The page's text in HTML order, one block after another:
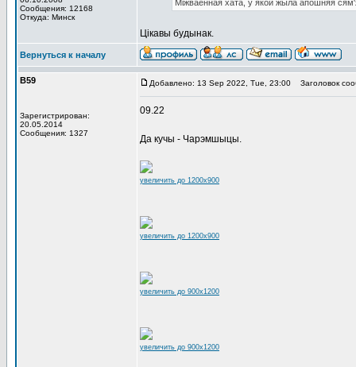
Сообщения: 12168
Откуда: Минск
Міжваенная хата, у якой жыла апошняя
Цiкавы будынак.
Вернуться к началу
В59
Зарегистрирован:
20.05.2014
Сообщения: 1327
Добавлено: 13 Sep 2022, Tue, 23:00 Заголовок
09.22
Да кучы - Чарэмшыцы.
увеличить до 1200x900
увеличить до 1200x900
увеличить до 900x1200
увеличить до 900x1200